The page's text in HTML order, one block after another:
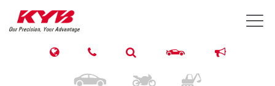
15 Maggio 2018
AUGSBURG
INTERNATIONAL